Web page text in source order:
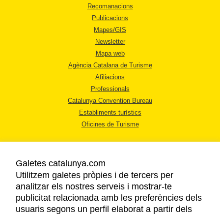
Recomanacions
Publicacions
Mapes/GIS
Newsletter
Mapa web
Agència Catalana de Turisme
Afiliacions
Professionals
Catalunya Convention Bureau
Establiments turístics
Oficines de Turisme
AVÍS LEGAL
POLÍTICA DE PRIVACITAT
Galetes catalunya.com
Utilitzem galetes pròpies i de tercers per
analitzar els nostres serveis i mostrar-te
publicitat relacionada amb les preferències dels
usuaris segons un perfil elaborat a partir dels